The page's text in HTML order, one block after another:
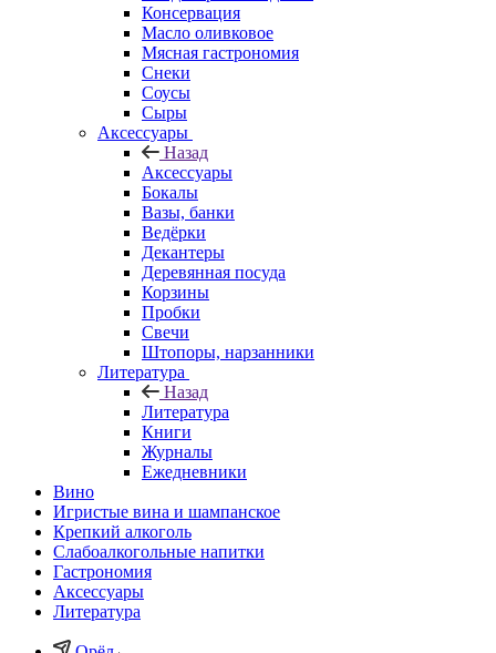
Консервация
Масло оливковое
Мясная гастрономия
Снеки
Соусы
Сыры
Аксессуары
Назад
Аксессуары
Бокалы
Вазы, банки
Ведёрки
Декантеры
Деревянная посуда
Корзины
Пробки
Свечи
Штопоры, нарзанники
Литература
Назад
Литература
Книги
Журналы
Ежедневники
Вино
Игристые вина и шампанское
Крепкий алкоголь
Слабоалкогольные напитки
Гастрономия
Аксессуары
Литература